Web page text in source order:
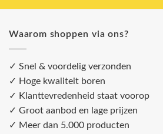
Waarom shoppen via ons?
✓ Snel & voordelig verzonden
✓ Hoge kwaliteit boren
✓ Klanttevredenheid staat voorop
✓ Groot aanbod en lage prijzen
✓ Meer dan 5.000 producten